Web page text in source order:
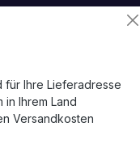
für Ihre Lieferadresse
in Ihrem Land
Versandkosten